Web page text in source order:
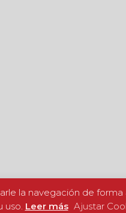
la navegación de
uso. Leer más Ajustar